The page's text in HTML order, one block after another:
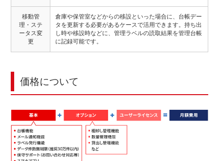
移動管
理・ステ
ータス変
更
倉庫や保管室などからの移設といった場合に、台帳デー
タを更新する必要があるケースで活用できます。持ち出
し時や移設時などに、管理ラベルの読取結果を管理台帳
に記録可能です。
価格について